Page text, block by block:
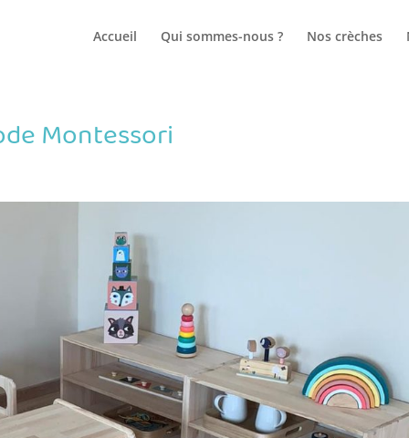
Accueil Qui sommes-nous ? Nos crèches
Montessori